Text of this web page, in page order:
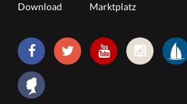
Download
Marktplatz